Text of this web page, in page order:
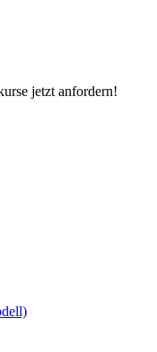
jetzt anfordern!